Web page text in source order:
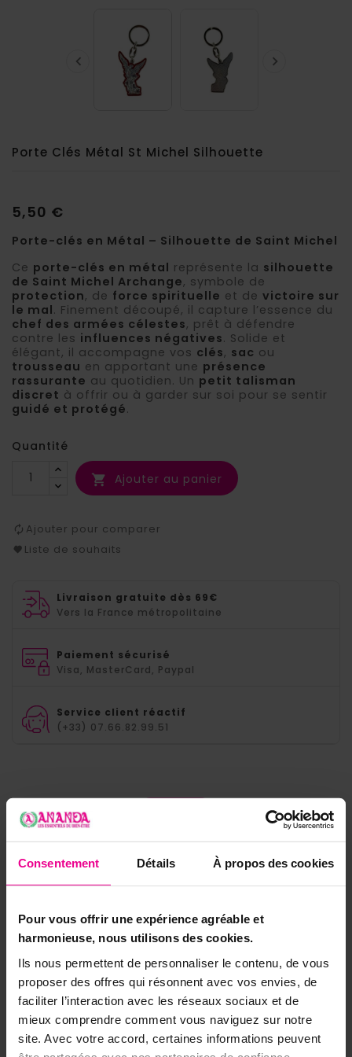
Consentement Détails À propos des cookies
Pour vous offrir une expérience agréable et
harmonieuse, nous utilisons des cookies.
Ils nous permettent de personnaliser le contenu, de vous
proposer des offres qui résonnent avec vos envies, de
faciliter l’interaction avec les réseaux sociaux et de
mieux comprendre comment vous naviguez sur notre
site. Avec votre accord, certaines informations peuvent
 
Porte Clés Métal St Michel Silhouette
5,50 €
Porte-clés en Métal – Silhouette de Saint Michel
Ce porte-clés en métal représente la silhouette
de Saint Michel Archange, symbole de
protection, de force spirituelle et de victoire sur
le mal. Finement découpé, il capture l’essence du
chef des armées célestes, prêt à défendre
contre les influences négatives. Solide et
élégant, il accompagne vos clés, sac ou
trousseau en apportant une présence
rassurante au quotidien. Un petit talisman
discret à offrir ou à garder sur soi pour se sentir
guidé et protégé.
Quantité
 Ajouter au panier
Ajouter pour comparer
Liste de souhaits
Livraison gratuite dès 69€
Vers la France métropolitaine
Paiement sécurisé
Visa, MasterCard, Paypal
Service client réactif
(+33) 07.66.82.99.51